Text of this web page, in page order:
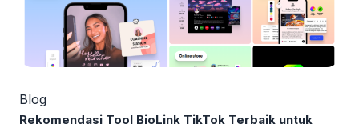
Blog
Rekomendasi Tool BioLink TikTok Terbaik untuk